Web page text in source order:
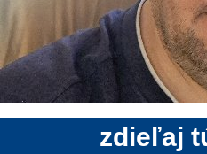
zdieľaj